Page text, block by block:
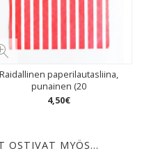
Raidallinen paperilautasliina,
punainen (20
4,50€
OSTIVAT MYÖS…